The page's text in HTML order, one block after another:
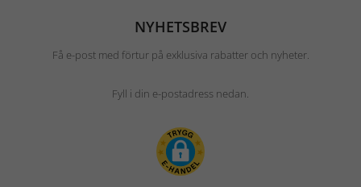
NYHETSBREV
Få e-post med förtur på exklusiva rabatter och nyheter.
Fyll i din e-postadress nedan.